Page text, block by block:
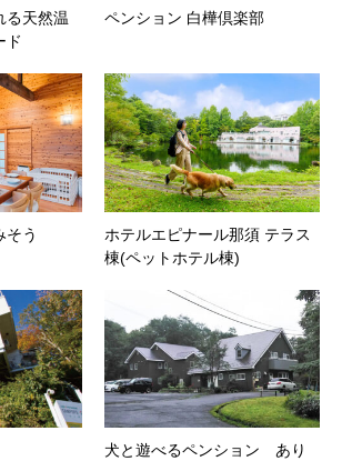
る天然温
ド
ペンション 白樺倶楽部
う
ホテルエピナール那須 テラス
棟(ペットホテル棟)
犬と遊べるペンション あり